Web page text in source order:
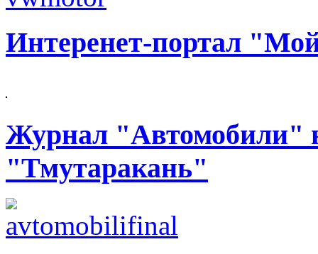
Интеренет-портал
Журнал "Автомобили"
"Тмутаракань"